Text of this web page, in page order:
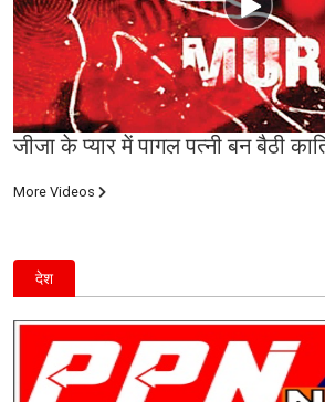
जीजा के प्यार में पागल पत्नी बन बैठी
More Videos
देश